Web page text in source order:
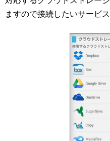
ますので接続したいサービス